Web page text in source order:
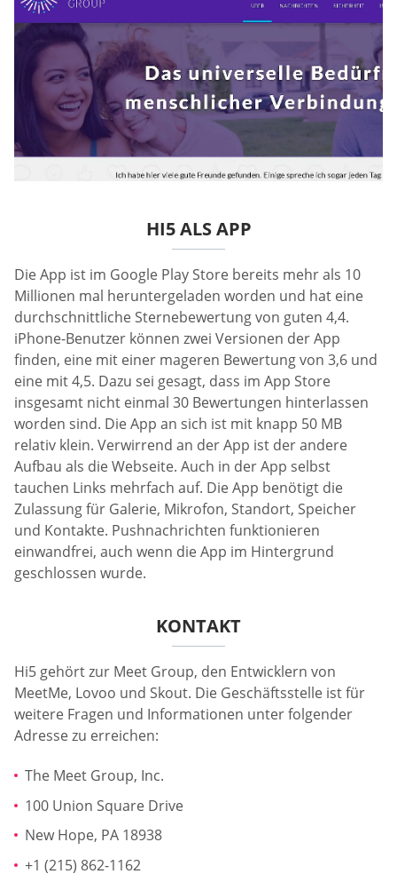
HI5 ALS APP
Die App ist im Google Play Store bereits mehr als 10
Millionen mal heruntergeladen worden und hat eine
durchschnittliche Sternebewertung von guten 4,4.
iPhone-Benutzer können zwei Versionen der App
finden, eine mit einer mageren Bewertung von 3,6 und
eine mit 4,5. Dazu sei gesagt, dass im App Store
insgesamt nicht einmal 30 Bewertungen hinterlassen
worden sind. Die App an sich ist mit knapp 50 MB
relativ klein. Verwirrend an der App ist der andere
Aufbau als die Webseite. Auch in der App selbst
tauchen Links mehrfach auf. Die App benötigt die
Zulassung für Galerie, Mikrofon, Standort, Speicher
und Kontakte. Pushnachrichten funktionieren
einwandfrei, auch wenn die App im Hintergrund
geschlossen wurde.
KONTAKT
Hi5 gehört zur Meet Group, den Entwicklern von
MeetMe, Lovoo und Skout. Die Geschäftsstelle ist für
weitere Fragen und Informationen unter folgender
Adresse zu erreichen:
The Meet Group, Inc.
100 Union Square Drive
New Hope, PA 18938
+1 (215) 862-1162